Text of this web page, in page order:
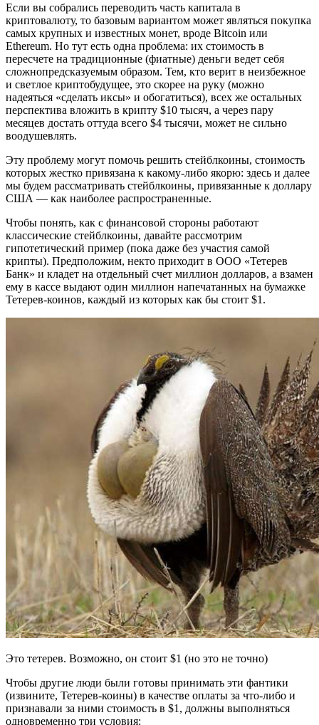
Если вы собрались переводить часть капитала в
криптовалюту, то базовым вариантом может являться покупка
самых крупных и известных монет, вроде Bitcoin или
Ethereum. Но тут есть одна проблема: их стоимость в
пересчете на традиционные (фиатные) деньги ведет себя
сложнопредсказуемым образом. Тем, кто верит в неизбежное
и светлое криптобудущее, это скорее на руку (можно
надеяться «сделать иксы» и обогатиться), всех же остальных
перспектива вложить в крипту $10 тысяч, а через пару
месяцев достать оттуда всего $4 тысячи, может не сильно
воодушевлять.
Эту проблему могут помочь решить стейблкоины, стоимость
которых жестко привязана к какому-либо якорю: здесь и далее
мы будем рассматривать стейблкоины, привязанные к доллару
США — как наиболее распространенные.
Чтобы понять, как с финансовой стороны работают
классические стейблкоины, давайте рассмотрим
гипотетический пример (пока даже без участия самой
крипты). Предположим, некто приходит в ООО «Тетерев
Банк» и кладет на отдельный счет миллион долларов, а взамен
ему в кассе выдают один миллион напечатанных на бумажке
Тетерев-коинов, каждый из которых как бы стоит $1.
Это тетерев. Возможно, он стоит $1 (но это не точно)
Чтобы другие люди были готовы принимать эти фантики
(извините, Тетерев-коины) в качестве оплаты за что-либо и
признавали за ними стоимость в $1, должны выполняться
одновременно три условия: